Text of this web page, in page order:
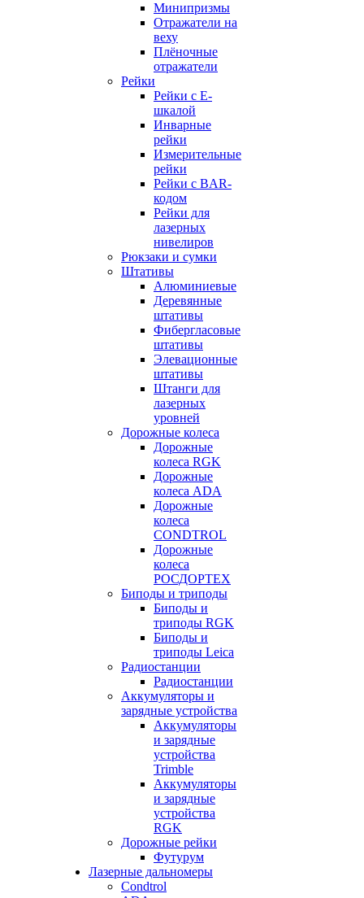
Минипризмы
Отражатели на
веху
Плёночные
отражатели
Рейки
Рейки с E-
шкалой
Инварные
рейки
Измерительные
рейки
Рейки с BAR-
кодом
Рейки для
лазерных
нивелиров
Рюкзаки и сумки
Штативы
Алюминиевые
Деревянные
штативы
Фибергласовые
штативы
Элевационные
штативы
Штанги для
лазерных
уровней
Дорожные колеса
Дорожные
колеса RGK
Дорожные
колеса ADA
Дорожные
колеса
CONDTROL
Дорожные
колеса
РОСДОРТЕХ
Биподы и триподы
Биподы и
триподы RGK
Биподы и
триподы Leica
Радиостанции
Радиостанции
Аккумуляторы и
зарядные устройства
Аккумуляторы
и зарядные
устройства
Trimble
Аккумуляторы
и зарядные
устройства
RGK
Дорожные рейки
Футурум
Лазерные дальномеры
Condtrol